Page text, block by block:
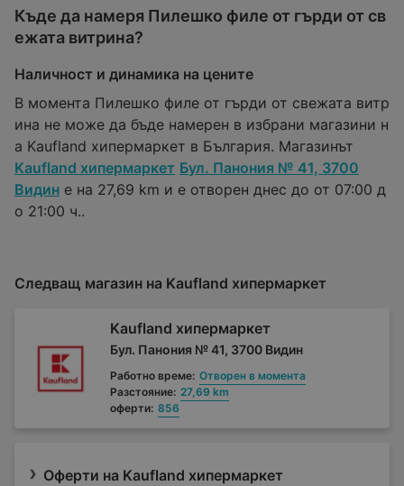
Къде да намеря Пилешко филе от гърди от св
ежата витрина?
Наличност и динамика на цените
В момента Пилешко филе от гърди от свежата витр
ина не може да бъде намерен в избрани магазини н
а Kaufland хипермаркет в България. Магазинът
Kaufland хипермаркет Бул. Панония № 41, 3700
Видин е на 27,69 km и е отворен днес до от 07:00 д
о 21:00 ч..
Следващ магазин на Kaufland хипермаркет
Kaufland хипермаркет
Бул. Панония № 41, 3700 Видин
Работно време: Отворен в момента
Разстояние: 27,69 km
оферти: 856
Оферти на Kaufland хипермаркет